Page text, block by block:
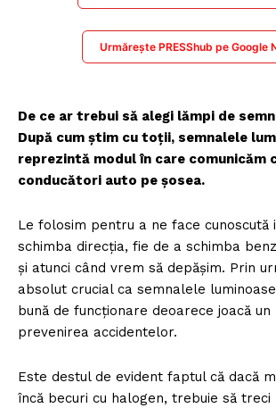
Urmărește PRESShub pe Google
De ce ar trebui să alegi lămpi de
După cum știm cu toții, semnalele
reprezintă modul în care comunicăm
conducători auto pe șosea.
Le folosim pentru a ne face cunoscută
schimba direcția, fie de a schimba
și atunci când vrem să depășim. Prin
absolut crucial ca semnalele
bună de funcționare deoarece joacă
prevenirea accidentelor.
Este destul de evident faptul că dacă
încă becuri cu halogen, trebuie să treci